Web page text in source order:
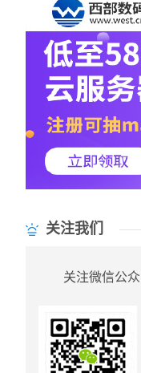
关注我们
关注微信公